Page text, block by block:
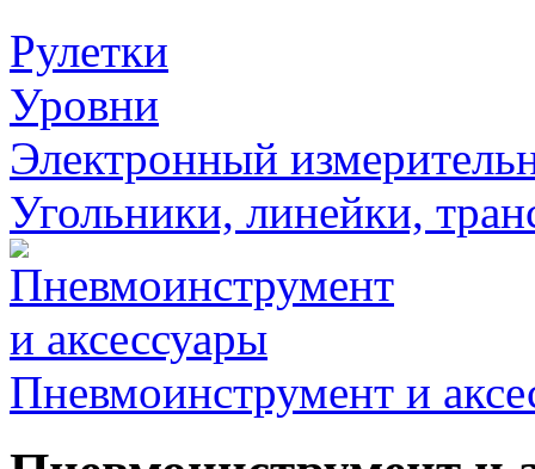
Рулетки
Уровни
Электронный
Угольники, линейки,
Пневмоинструмент и